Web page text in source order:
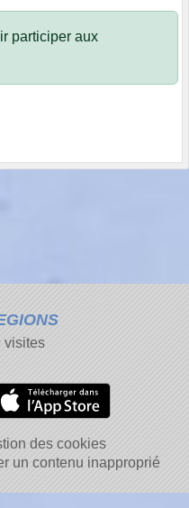
participer aux
visites
des cookies
un contenu inapproprié